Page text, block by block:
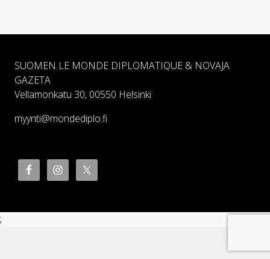
SUOMEN LE MONDE DIPLOMATIQUE & NOVAJA
GAZETA
Vellamonkatu 30, 00550 Helsinki
myynti@mondediplo.fi
;